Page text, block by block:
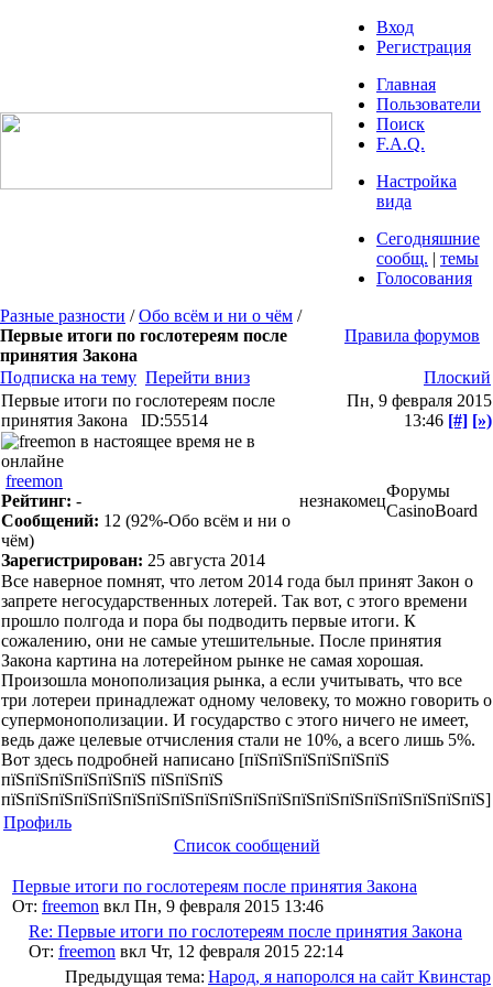
Вход
Регистрация
Главная
Пользователи
Поиск
F.A.Q.
Настройка
вида
Сегодняшние
сообщ. | темы
Голосования
Разные разности /Обо всём и ни о чём /
Первые итоги по гослотереям после
принятия Закона
Правила форумов
Подписка на тему Перейти вниз
Плоский
Первые итоги по гослотереям после
принятия Закона
ID:55514
Пн, 9 февраля 2015
13:46 [#] [»)
freemon
Рейтинг: -
Сообщений: 12 (92%-Обо всём и ни о
чём)
Зарегистрирован: 25 августа 2014
незнакомец
Форумы
CasinoBoard
Все наверное помнят, что летом 2014 года был принят Закон о
запрете негосударственных лотерей. Так вот, с этого времени
прошло полгода и пора бы подводить первые итоги. К
сожалению, они не самые утешительные. После принятия
Закона картина на лотерейном рынке не самая хорошая.
Произошла монополизация рынка, а если учитывать, что все
три лотереи принадлежат одному человеку, то можно говорить о
супермонополизации. И государство с этого ничего не имеет,
ведь даже целевые отчисления стали не 10%, а всего лишь 5%.
Вот здесь подробней написано [пїЅпїЅпїЅпїЅпїЅпїЅ
пїЅпїЅпїЅпїЅпїЅпїЅ пїЅпїЅпїЅ
пїЅпїЅпїЅпїЅпїЅпїЅпїЅпїЅпїЅпїЅпїЅпїЅпїЅпїЅпїЅпїЅпїЅпїЅпїЅпїЅ]
Профиль
Список сообщений
Первые итоги по гослотереям после принятия Закона
От: freemon вкл Пн, 9 февраля 2015 13:46
Re: Первые итоги по гослотереям после принятия Закона
От: freemon вкл Чт, 12 февраля 2015 22:14
Предыдущая тема: Народ, я напоролся на сайт Квинстар